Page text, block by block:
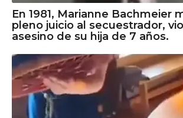
En 1981, Marianne Bachmeier
pleno juicio al secuestrador,
asеsino de su hija de 7 años.